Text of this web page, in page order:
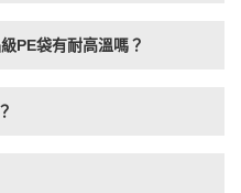
PE袋有耐高溫嗎？